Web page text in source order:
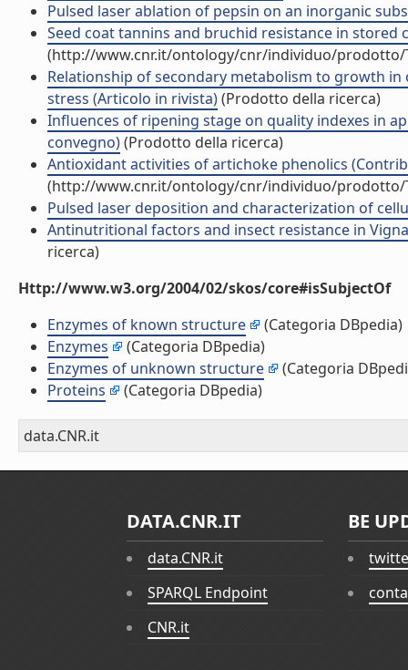
Pulsed laser ablation of pepsin on an inorganic
Seed coat tannins and bruchid resistance in stored
(http://www.cnr.it/ontology/cnr/individuo/prodotto/
Relationship of secondary metabolism to growth
stress (Articolo in rivista)(Prodotto della ricerca)
Influences of ripening stage on quality indexes in
convegno)(Prodotto della ricerca)
Antioxidant activities of artichoke phenolics
(http://www.cnr.it/ontology/cnr/individuo/prodotto/
Pulsed laser deposition and characterization of
Antinutritional factors and insect resistance in
ricerca)
Http://www.w3.org/2004/02/skos/core#isSubjectOf
Enzymes of known structure
(Categoria DBpedia)
Enzymes
(Categoria DBpedia)
Enzymes of unknown structure
(Categoria
Proteins
(Categoria DBpedia)
data.CNR.it
DATA.CNR.IT
data.CNR.it
SPARQL Endpoint
CNR.it
BE